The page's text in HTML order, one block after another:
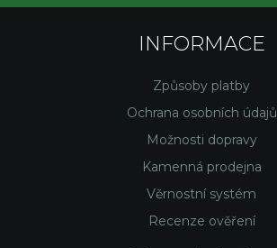
INFORMACE
Způsoby platby
Ochrana osobních údajů
Možnosti dopravy
Kamenná prodejna
Věrnostní systém
Recenze ověření